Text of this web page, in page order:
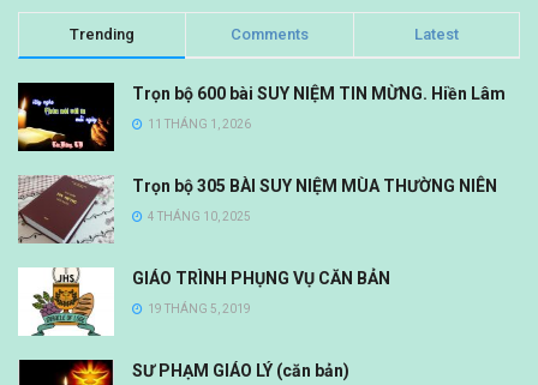
Trending Comments Latest
Trọn bộ 600 bài SUY NIỆM TIN MỪNG. Hiền Lâm
11 THÁNG 1, 2026
Trọn bộ 305 BÀI SUY NIỆM MÙA THƯỜNG NIÊN
4 THÁNG 10, 2025
GIÁO TRÌNH PHỤNG VỤ CĂN BẢN
19 THÁNG 5, 2019
SƯ PHẠM GIÁO LÝ (căn bản)